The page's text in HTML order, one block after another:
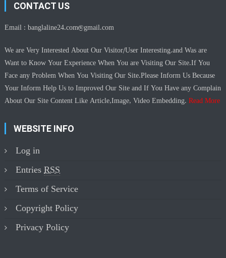
CONTACT US
Email :banglaline24.com@gmail.com
We are Very Interested About Our Visitor/User Interesting.and Was are
Want to Know Your Experience When You are Visiting Our Site.If You
Face any Problem When You Visiting Our Site.Please Inform Us Because
Your Inform Help Us to Improved Our Site and If You Have any Complain
About Our Site Content Like Article,Image, Video Embedding.Read More
WEBSITE INFO
Log in
EntriesRSS
Terms of Service
Copyright Policy
Privacy Policy